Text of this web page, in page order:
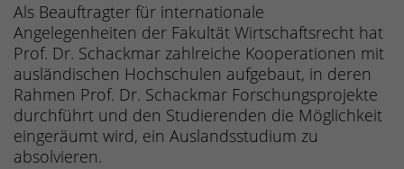
Als Beauftragter für internationale
Angelegenheiten der Fakultät Wirtschaftsrecht hat
Prof. Dr. Schackmar zahlreiche Kooperationen mit
ausländischen Hochschulen aufgebaut, in deren
Rahmen Prof. Dr. Schackmar Forschungsprojekte
durchführt und den Studierenden die Möglichkeit
eingeräumt wird, ein Auslandsstudium zu
absolvieren.